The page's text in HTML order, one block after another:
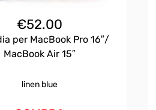
€52.00
per MacBook Pro 16″/
MacBook Air 15″
linen blue